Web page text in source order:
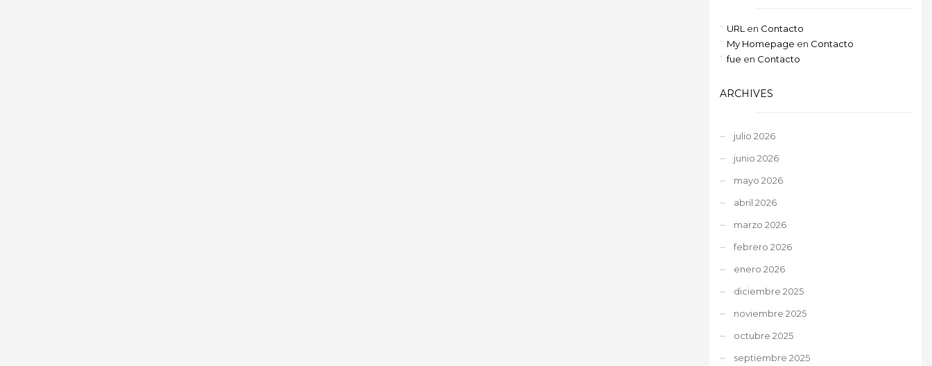
URL en Contacto
My Homepage en Contacto
fue en Contacto
ARCHIVES
julio 2026
junio 2026
mayo 2026
abril 2026
marzo 2026
febrero 2026
enero 2026
diciembre 2025
noviembre 2025
octubre 2025
septiembre 2025